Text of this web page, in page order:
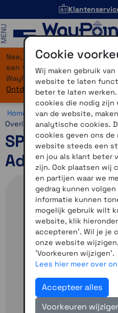
Nee, je bent niet verdwaald!
een flinke upgrade gekregen.
WayPoint-service, maar dan
Ontdek hier wat er allemaal
Home >Motor >Smartphone >
Overig
SP Connect
Adhesive Kit
Cookie
Wij maken gebruik
website te laten
beter te laten
cookies die nodig
van de website,
analytische cookies.
cookies geven ons de
website steeds een
en jou als klant beter
zijn. Ook plaatsen wij
en partijen waar we
gedrag kunnen
informatie kunnen
mogelijk gebruik wilt
website, klik
accepteren'. Wil je je
onze website
'Voorkeuren wijzigen'.
Lees hier meer over
Accepteer alles
Voorkeuren